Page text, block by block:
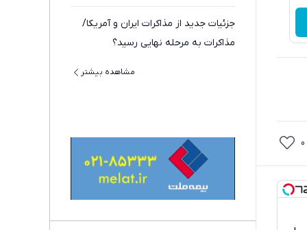
0
جزئیات جدید از مذاکرات ایران و آمریکا/
مذاکرات به مرحله نهایی رسید؟
مشاهده بیشتر